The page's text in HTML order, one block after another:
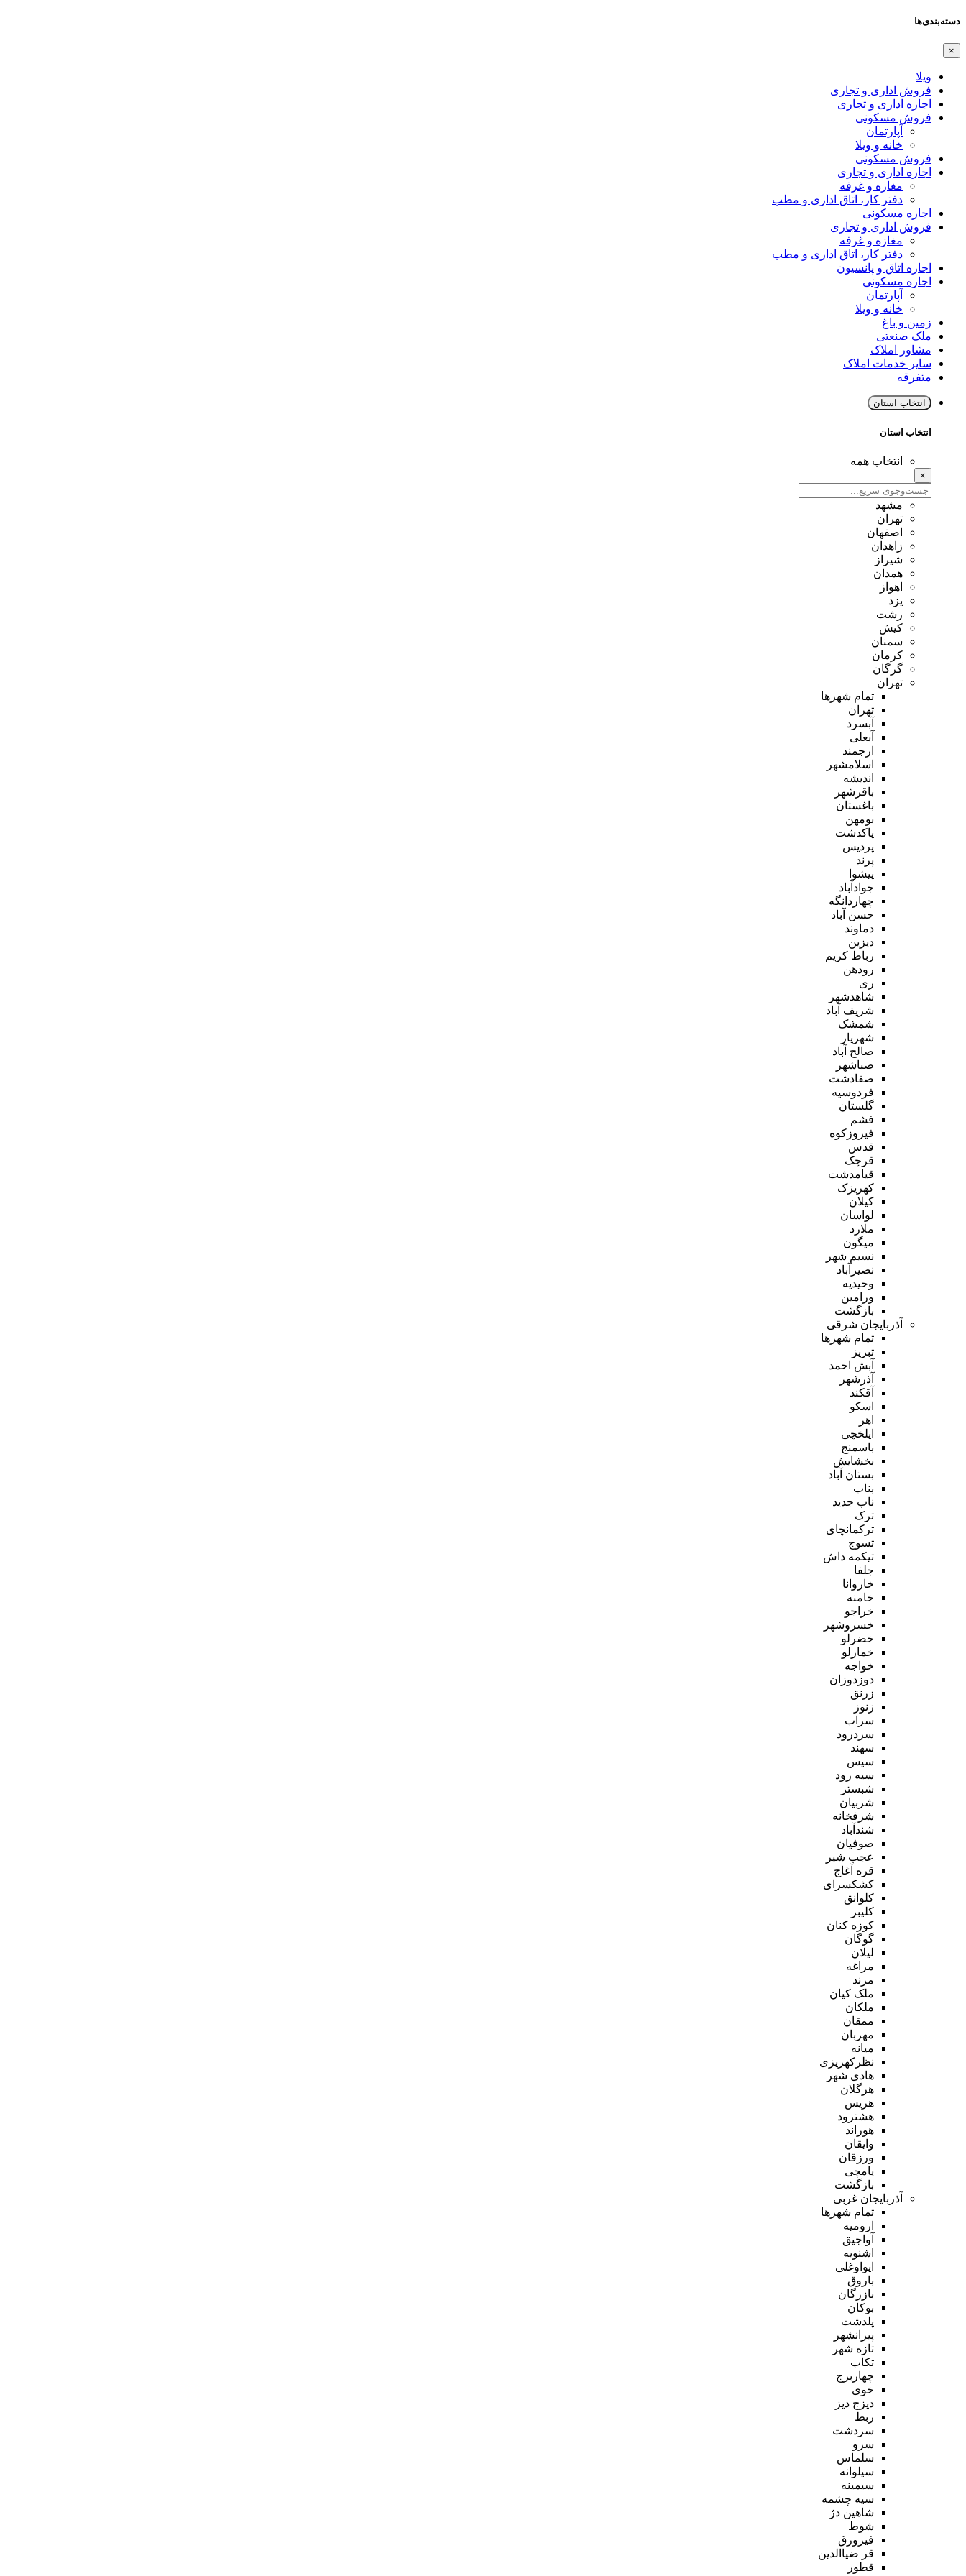
دسته‌بندی‌ها
×
ویلا
فروش اداری و تجاری
اجاره اداری و تجاری
فروش مسکونی
آپارتمان
خانه و ویلا
فروش مسکونی
اجاره اداری و تجاری
مغازه و غرفه
دفتر کار، اتاق اداری و مطب
اجاره مسکونی
فروش اداری و تجاری
مغازه و غرفه
دفتر کار، اتاق اداری و مطب
اجاره اتاق و پانسیون
اجاره مسکونی
آپارتمان
خانه و ویلا
زمین و باغ
ملک صنعتی
مشاور املاک
سایر خدمات املاک
متفرقه
انتخاب استان
انتخاب استان
انتخاب همه
×
مشهد
تهران
اصفهان
زاهدان
شیراز
همدان
اهواز
یزد
رشت
کیش
سمنان
کرمان
گرگان
تهران
تمام شهر‌ها
تهران
آبسرد
آبعلی
ارجمند
اسلامشهر
اندیشه
باقرشهر
باغستان
بومهن
پاکدشت
پردیس
پرند
پیشوا
جوادآباد
چهاردانگه
حسن آباد
دماوند
دیزین
رباط کریم
رودهن
ری
شاهدشهر
شریف آباد
شمشک
شهریار
صالح آباد
صباشهر
صفادشت
فردوسیه
گلستان
فشم
فیروزکوه
قدس
قرچک
قیامدشت
کهریزک
کیلان
لواسان
ملارد
میگون
نسیم شهر
نصیرآباد
وحیدیه
ورامین
بازگشت
آذربایجان شرقی
تمام شهر‌ها
تبریز
آبش احمد
آذرشهر
آقکند
اسکو
اهر
ایلخچی
باسمنج
بخشایش
بستان آباد
بناب
ناب جدید
ترک
ترکمانچای
تسوج
تیکمه داش
جلفا
خاروانا
خامنه
خراجو
خسروشهر
خضرلو
خمارلو
خواجه
دوزدوزان
زرنق
زنوز
سراب
سردرود
سهند
سیس
سیه رود
شبستر
شربیان
شرفخانه
شندآباد
صوفیان
عجب شیر
قره آغاج
کشکسرای
کلوانق
کلیبر
کوزه کنان
گوگان
لیلان
مراغه
مرند
ملک کیان
ملکان
ممقان
مهربان
میانه
نظرکهریزی
هادی شهر
هرگلان
هریس
هشترود
هوراند
وایقان
ورزقان
یامچی
بازگشت
آذربایجان غربی
تمام شهر‌ها
ارومیه
آواجیق
اشنویه
ایواوغلی
باروق
بازرگان
بوکان
پلدشت
پیرانشهر
تازه شهر
تکاب
چهاربرج
خوی
دیزج دیز
ربط
سردشت
سرو
سلماس
سیلوانه
سیمینه
سیه چشمه
شاهین دژ
شوط
فیرورق
قر ضیاالدین
قطور